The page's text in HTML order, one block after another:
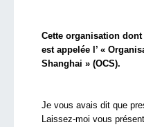
Cette organisation
est appelée l’ «
Shanghai » (OCS).
Je vous avais dit que
Laissez-moi vous